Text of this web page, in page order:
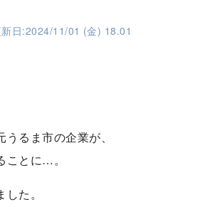
日:2024/11/01 (金) 18.01
るま市の企業が、
ことに…。
た。